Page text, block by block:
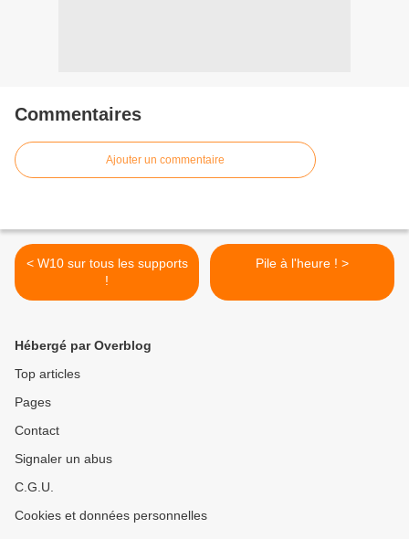
Commentaires
Ajouter un commentaire
< W10 sur tous les supports
!
Pile à l'heure ! >
Hébergé par Overblog
Top articles
Pages
Contact
Signaler un abus
C.G.U.
Cookies et données personnelles